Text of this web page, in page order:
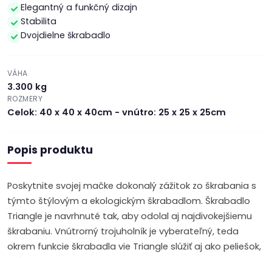
Elegantný a funkčný dizajn
Stabilita
Dvojdielne škrabadlo
VÁHA
3.300 kg
ROZMERY
Celok: 40 x 40 x 40cm - vnútro: 25 x 25 x 25cm
Popis produktu
Poskytnite svojej mačke dokonalý zážitok zo škrabania s
týmto štýlovým a ekologickým škrabadlom. Škrabadlo
Triangle je navrhnuté tak, aby odolal aj najdivokejšiemu
škrabaniu. Vnútrorný trojuholník je vyberateľný, teda
okrem funkcie škrabadla vie Triangle slúžiť aj ako peliešok,